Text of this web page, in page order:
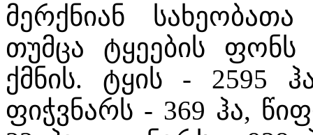
მერქნიან
თუმცა ტყეების ფონს
ქმნის. ტყის - 2595
ფიჭვნარს - 369 ჰა,